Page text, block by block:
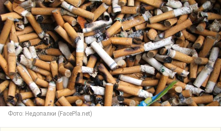
Фото: Недопалки (FacePla.net)